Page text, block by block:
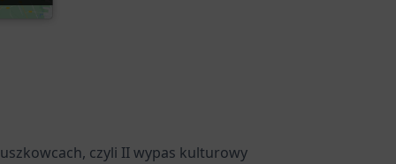
czyli II wypas kulturowy